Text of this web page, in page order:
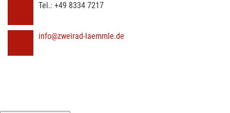
Tel.: +49 8334 7217
info@zweirad-laemmle.de